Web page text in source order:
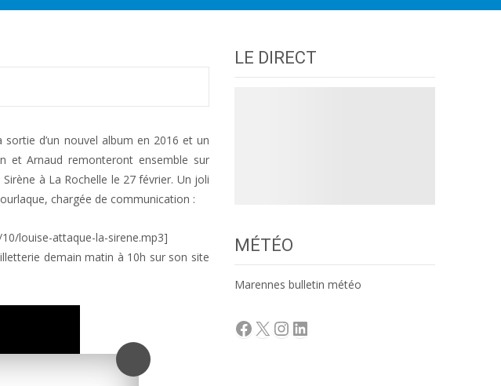
d’un nouvel album en 2016 et un
et Arnaud remonteront ensemble sur
à La Rochelle le 27 février. Un joli
chargée de communication :
louise-attaque-la-sirene.mp3]
demain matin à 10h sur son site
LE DIRECT
MÉTÉO
Marennes bulletin météo
Facebook
X Instagram
LinkedIn